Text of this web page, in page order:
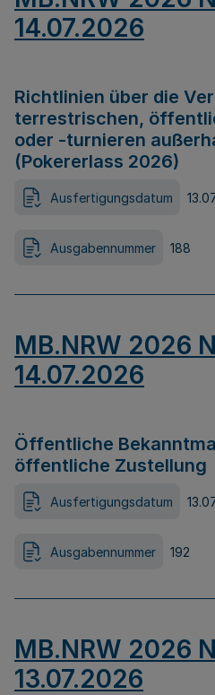
14.07.2026
Richtlinien über die
terrestrischen,
oder -turnieren
(Pokererlass 2026)
Ausfertigungsdatum
Ausgabennummer 188
MB.NRW 2026
14.07.2026
Öffentliche
öffentliche Zustellung
Ausfertigungsdatum
Ausgabennummer 192
MB.NRW 2026
13.07.2026